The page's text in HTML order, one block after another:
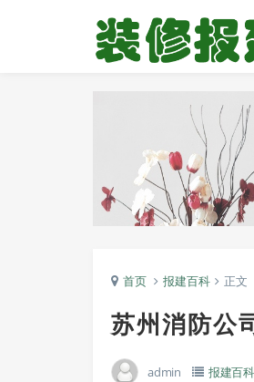
首页 报建百科 正文
苏州消防公
admin 报建百科